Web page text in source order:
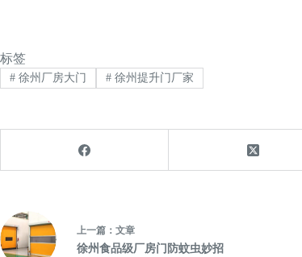
标签
#徐州厂房大门 #徐州提升门厂家
上一篇： 文章
徐州食品级厂房门防蚊虫妙招